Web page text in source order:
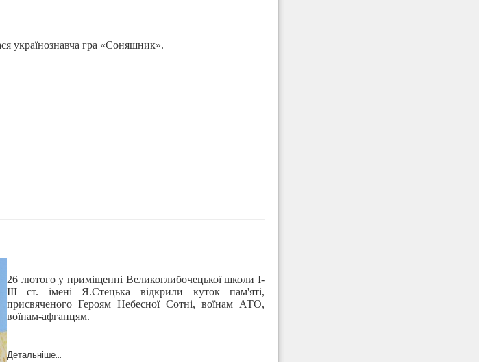
українознавча гра «Соняшник».
26 лютого у приміщенні Великоглибочецької школи I-
III ст. імені Я.Стецька відкрили куток пам'яті,
присвяченого Героям Небесної Сотні, воїнам АТО,
воїнам-афганцям.
Детальніше...